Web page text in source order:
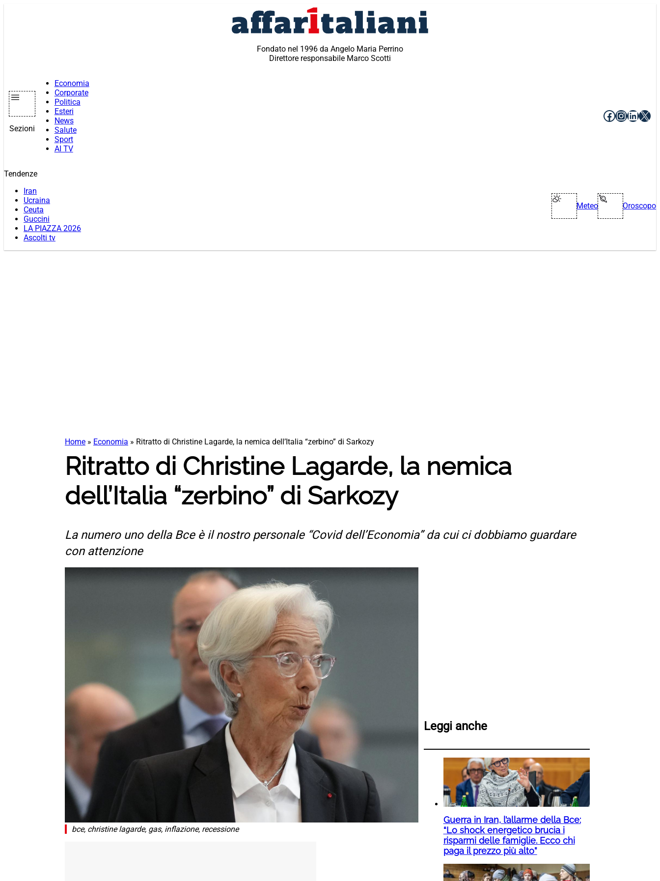
Fondato nel 1996 da Angelo Maria Perrino
Direttore responsabile Marco Scotti
Sezioni
Economia
Corporate
Politica
Esteri
News
Salute
Sport
AI TV
Facebook
X
Tendenze
Iran
Ucraina
Ceuta
Guccini
LA PIAZZA 2026
Ascolti tv
Meteo Oroscopo
Home » Economia » Ritratto di Christine Lagarde, la nemica dell’Italia “zerbino” di Sarkozy
Ritratto di Christine Lagarde, la nemica
dell’Italia “zerbino” di Sarkozy
La numero uno della Bce è il nostro personale “Covid dell’Economia” da cui ci dobbiamo guardare
con attenzione
bce, christine lagarde, gas, inflazione, recessione
Leggi anche
Guerra in Iran, l’allarme della Bce:
“Lo shock energetico brucia i
risparmi delle famiglie. Ecco chi
paga il prezzo più alto”